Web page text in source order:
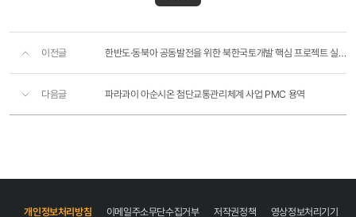
이전글 한반도·동북아 공동발전을 위한 북한국토개발 핵심 프로젝트 실천방안 연구
다음글 파라과이 아순시온 첨단교통관리체계 사업 PMC 용역
개인정보처리방침 이메일주소무단수집거부 저작권정책 영상정보처리기기